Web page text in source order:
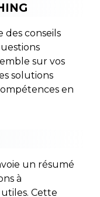
des conseils
sur vos
solutions
en
un résumé
à
Cette